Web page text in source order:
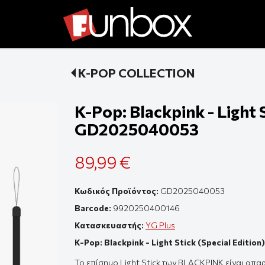
K-POP COLLECTION
K-Pop: Blackpink - Light
GD2025040053
89,99 €
Κωδικός Προϊόντος: GD2025040053
Barcode: 9920250400146
Κατασκευαστής: YG Plus
K-Pop: Blackpink - Light Stick (Special
Το επίσημο Light Stick των BLACKPINK είναι